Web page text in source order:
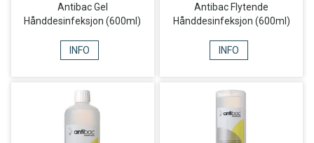
Antibac Gel
Hånddesinfeksjon (600ml)
INFO
Antibac Flytende
Hånddesinfeksjon (600ml)
INFO